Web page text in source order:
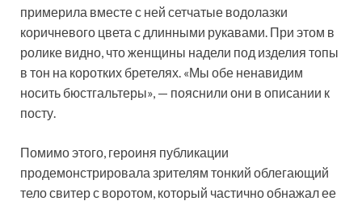
примерила вместе с ней сетчатые водолазки
коричневого цвета с длинными рукавами. При этом в
ролике видно, что женщины надели под изделия топы
в тон на коротких бретелях. «Мы обе ненавидим
носить бюстгальтеры», — пояснили они в описании к
посту.
Помимо этого, героиня публикации
продемонстрировала зрителям тонкий облегающий
тело свитер с воротом, который частично обнажал ее